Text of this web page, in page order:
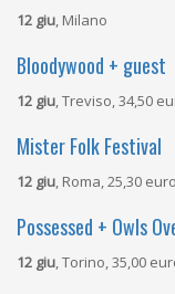
12 giu, Milano
Bloodywood + guest
12 giu, Treviso, 34,50
Mister Folk Festival
12 giu, Roma, 25,30 euro
Possessed + Owls
12 giu, Torino, 35,00